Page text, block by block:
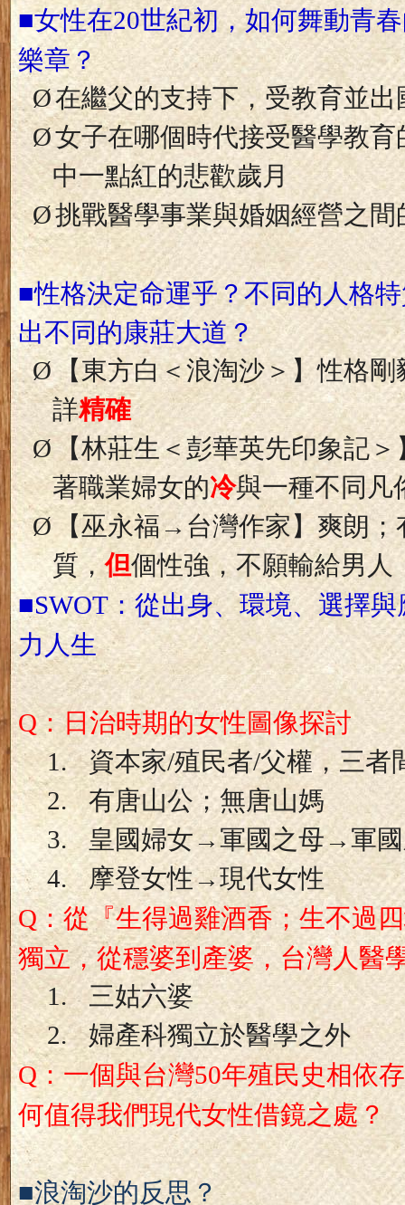
■女性在20世紀初，如何舞動青
樂章？
Ø在繼父的支持下，受教育並出
Ø女子在哪個時代接受醫學教
中一點紅的悲歡歲月
Ø挑戰醫學事業與婚姻經營之間
■性格決定命運乎？不同的人格
出不同的康莊大道？
Ø【東方白＜浪淘沙＞】性格
詳精確
Ø【林莊生＜彭華英先印象記
著職業婦女的冷與一種不同凡
Ø
【巫永福→ 台灣作家】爽朗
質，但個性強，不願輸給男人
■SWOT：從出身、環境、選擇
力人生
Q：日治時期的女性圖像探討
1. 資本家/殖民者/父權，三者
2.
有唐山公；無唐山媽
3.
皇國婦女→軍國之母→軍
4.
摩登女性→現代女性
Q：從『生得過雞酒香；生不過
獨立，從穩婆到產婆，台灣人醫
1.
三姑六婆
2.
婦產科獨立於醫學之外
Q：一個與台灣50年殖民史相依
何值得我們現代女性借鏡之處？
■浪淘沙的反思？